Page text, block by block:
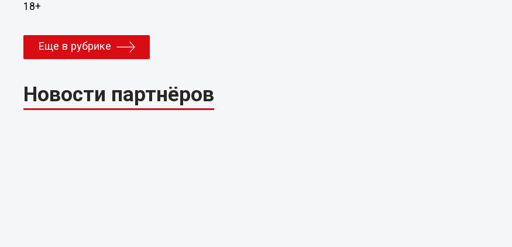
18+
Еще в рубрике
Новости партнёров